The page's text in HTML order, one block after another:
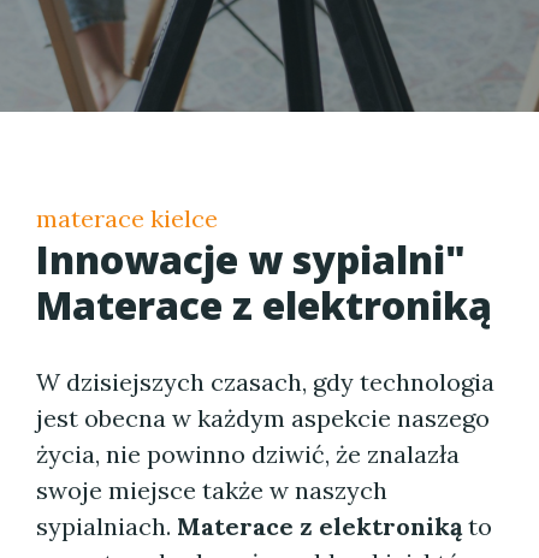
materace kielce
Innowacje w sypialni"
Materace z elektroniką
W dzisiejszych czasach, gdy technologia
jest obecna w każdym aspekcie naszego
życia, nie powinno dziwić, że znalazła
swoje miejsce także w naszych
sypialniach. Materace z elektronikąto